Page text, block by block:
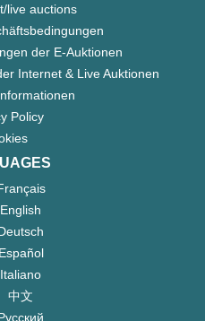
live auctions
der E-Auktionen
Internet & Live Auktionen
Policy
English
Español
Italiano
中文